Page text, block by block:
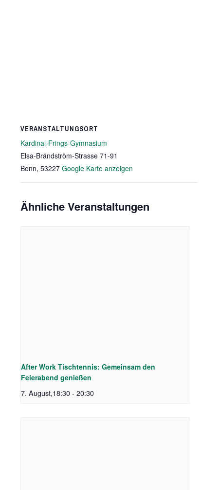
VERANSTALTUNGSORT
Kardinal-Frings-Gymnasium
Elsa-Brändström-Strasse 71-91
Bonn, 53227 Google Karte anzeigen
Ähnliche Veranstaltungen
After Work Tischtennis: Gemeinsam den
Feierabend genießen
7. August,18:30 - 20:30